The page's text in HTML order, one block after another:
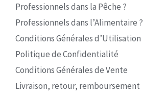
Professionnels dans la Pêche ?
Professionnels dans l’Alimentaire ?
Conditions Générales d’Utilisation
Politique de Confidentialité
Conditions Générales de Vente
Livraison, retour, remboursement